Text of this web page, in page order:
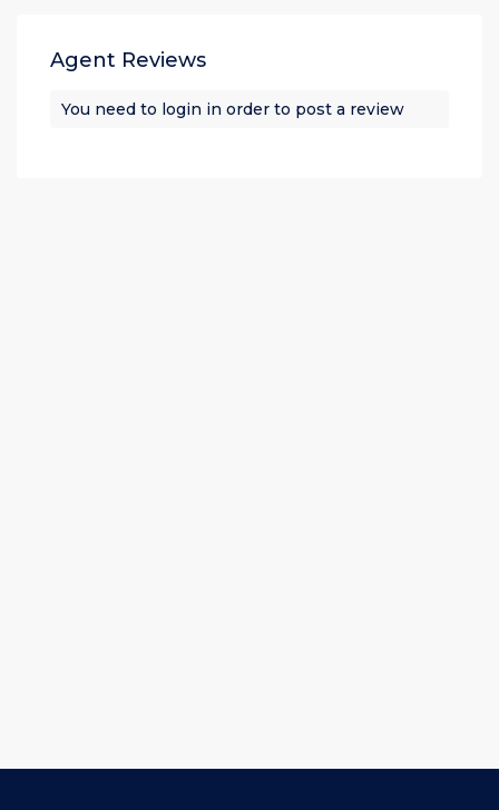
Agent Reviews
You need to login in order to post a review